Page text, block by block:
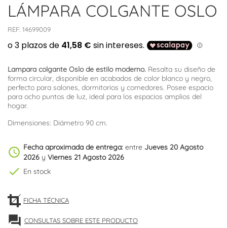
LÁMPARA COLGANTE OSLO
REF: 14699009
Lampara colgante Oslo de estilo moderno. Resalta su diseño de
forma circular, disponible en acabados de color blanco y negro,
perfecto para salones, dormitorios y comedores. Posee espacio
para ocho puntos de luz, ideal para los espacios amplios del
hogar.
Dimensiones: Diámetro 90 cm.
schedule Fecha aproximada de entrega: entre Jueves 20 Agosto
2026 y Viernes 21 Agosto 2026
check En stock
FICHA TÉCNICA
forum CONSULTAS SOBRE ESTE PRODUCTO